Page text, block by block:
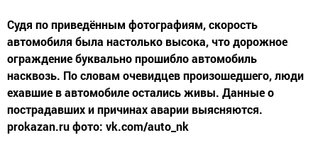
Судя по приведённым фотографиям, скорость
автомобиля была настолько высока, что дорожное
ограждение буквально прошибло автомобиль
насквозь. По словам очевидцев произошедшего, люди
ехавшие в автомобиле остались живы. Данные о
пострадавших и причинах аварии выясняются.
prokazan.ru фото: vk.com/auto_nk